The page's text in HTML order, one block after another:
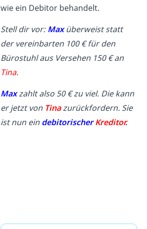
wie ein Debitor behandelt.
Stell dir vor:Maxüberweist statt
der vereinbarten 100 € für den
Bürostuhl aus Versehen 150 € an
Tina.
Maxzahlt also 50 € zu viel. Die kann
er jetzt von Tinazurückfordern. Sie
ist nun ein debitorischer Kreditor.